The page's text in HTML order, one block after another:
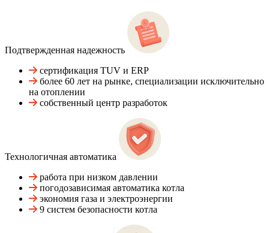
Подтвержденная надежность
сертификация TUV и ERP
более 60 лет на рынке, специализации исключительно
на отоплении
собственный центр разработок
Технологичная автоматика
работа при низком давлении
погодозависимая автоматика котла
экономия газа и электроэнергии
9 систем безопасности котла